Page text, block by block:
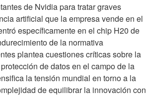
de Nvidia para tratar graves
artificial que la empresa vende en el
específicamente en el chip H20 de
de la normativa
plantea cuestiones críticas sobre la
de datos en el campo de la
la tensión mundial en torno a la
de equilibrar la innovación con